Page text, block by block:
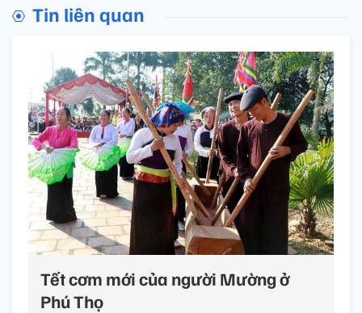
Tin liên quan
Tết cơm mới của người Mường ở
Phú Thọ